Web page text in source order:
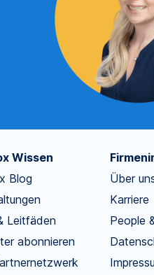
Wissen
Blog
Leitfäden
abonnieren
Über
Karriere
People